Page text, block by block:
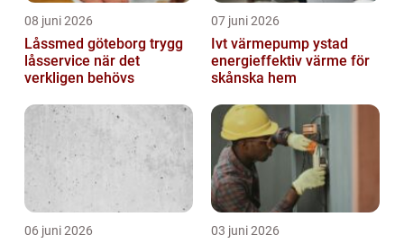
08 juni 2026
Låssmed göteborg trygg
låsservice när det
verkligen behövs
07 juni 2026
Ivt värmepump ystad
energieffektiv värme för
skånska hem
06 juni 2026 03 juni 2026